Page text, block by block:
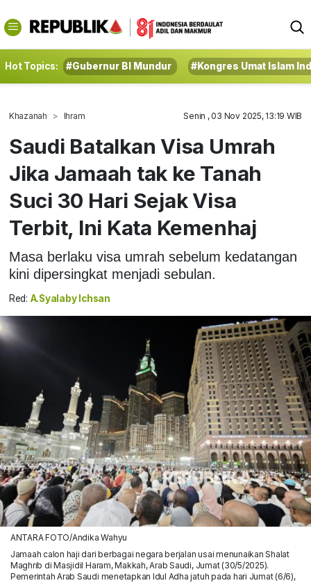
Hot Topics: #Gubernur BI Mundur #Kongres Umat Islam
Khazanah Ihram Senin , 03 Nov 2025, 13:19 WIB
Saudi Batalkan Visa Umrah
Jika Jamaah tak ke Tanah
Suci 30 Hari Sejak Visa
Terbit, Ini Kata Kemenhaj
Masa berlaku visa umrah sebelum kedatangan
kini dipersingkat menjadi sebulan.
Red: A.Syalaby Ichsan
ANTARA FOTO/Andika Wahyu
Jamaah calon haji dari berbagai negara berjalan usai menunaikan Shalat
Maghrib di Masjidil Haram, Makkah, Arab Saudi, Jumat (30/5/2025).
Pemerintah Arab Saudi menetapkan Idul Adha jatuh pada hari Jumat (6/6),